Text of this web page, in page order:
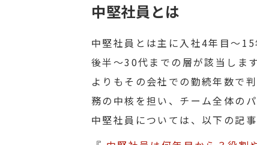
中堅社員とは
中堅社員とは主に入社4年目～
後半～30代までの層が該当しま
よりもその会社での勤続年数で
務の中核を担い、チーム全体の
中堅社員については、以下の記